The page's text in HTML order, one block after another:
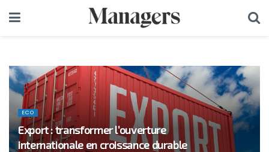
ECO
Export : transformer l’ouverture
internationale en croissance durable